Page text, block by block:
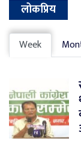
लोकप्रिय
Week